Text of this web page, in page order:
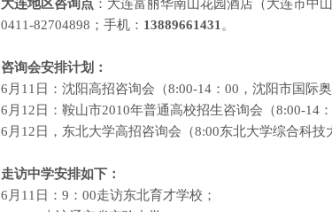
大连地区咨询点 ： 大连富丽华南山花园酒店（大连市中
0411-82704898 ；手机： 13889661431 。
咨询会安排计划：
6 月 11 日：沈阳高招咨询会（8:00-14 ： 00 ，沈阳市国际
6 月 12 日：鞍山市2010年普通高校招生咨询会（8:00-14 ：
6 月 12 日，东北大学高招咨询会（8:00东北大学综合科技
走访中学安排如下：
6 月 11 日： 9 ： 00走访东北育才学校；